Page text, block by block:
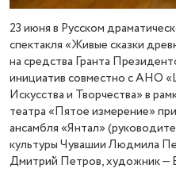
23 июня в Русском
спектакля «Живые сказки
на средства Гранта
инициатив совместно с АНО
Искусства и Творчества» в
театра «Пятое измерение»
ансамбля «Янтал»
культуры Чувашии Людмила
Дмитрий Петров, художник —